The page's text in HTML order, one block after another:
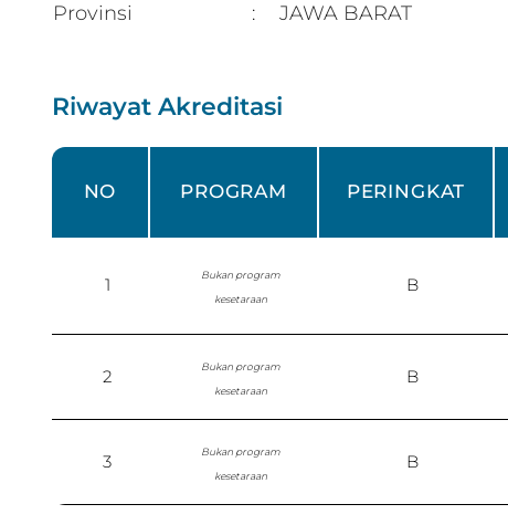
Provinsi
: JAWA BARAT
Riwayat Akreditasi
NO PROGRAM PERINGKAT
1
Bukan program
kesetaraan
B
2
Bukan program
kesetaraan
B
3
Bukan program
kesetaraan
B